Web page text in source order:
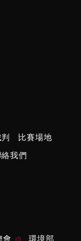
比賽場地
我們
會 環境部